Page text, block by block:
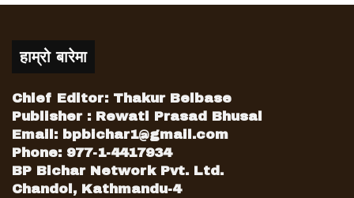
हाम्रो बारेमा
Chief Editor: Thakur Belbase
Publisher : Rewati Prasad Bhusal
Email: bpbichar1@gmail.com
Phone: 977-1-4417934
BP Bichar Network Pvt. Ltd.
Chandol, Kathmandu-4